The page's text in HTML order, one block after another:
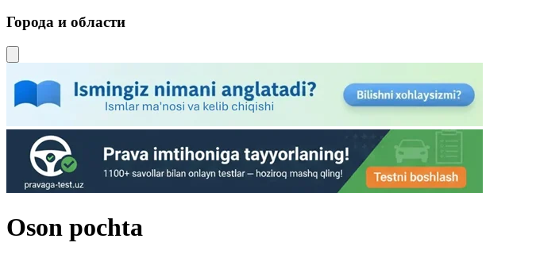
Города и области
Oson pochta